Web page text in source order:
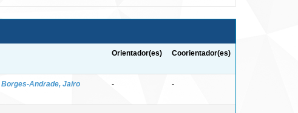
Orientador(es) Coorientador(es)
Borges-Andrade, Jairo
- -